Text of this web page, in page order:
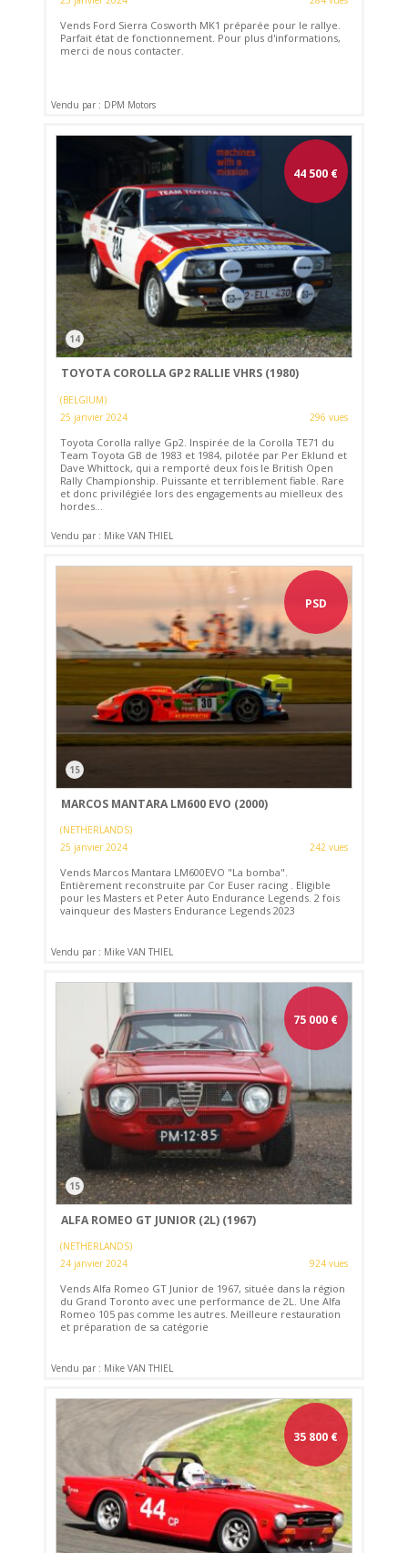
Vends Ford Sierra Cosworth MK1 préparée pour le rallye.
Parfait état de fonctionnement. Pour plus d'informations,
merci de nous contacter.
Vendu par : DPM Motors
44 500 €
14
TOYOTA COROLLA GP2 RALLIE VHRS (1980)
(BELGIUM)
25 janvier 2024
296 vues
Toyota Corolla rallye Gp2. Inspirée de la Corolla TE71 du
Team Toyota GB de 1983 et 1984, pilotée par Per Eklund et
Dave Whittock, qui a remporté deux fois le British Open
Rally Championship. Puissante et terriblement fiable. Rare
et donc privilégiée lors des engagements au mielleux des
hordes...
Vendu par : Mike VAN THIEL
PSD
15
MARCOS MANTARA LM600 EVO (2000)
(NETHERLANDS)
25 janvier 2024
242 vues
Vends Marcos Mantara LM600EVO "La bomba".
Entièrement reconstruite par Cor Euser racing . Eligible
pour les Masters et Peter Auto Endurance Legends. 2 fois
vainqueur des Masters Endurance Legends 2023
Vendu par : Mike VAN THIEL
75 000 €
15
ALFA ROMEO GT JUNIOR (2L) (1967)
(NETHERLANDS)
24 janvier 2024
924 vues
Vends Alfa Romeo GT Junior de 1967, située dans la région
du Grand Toronto avec une performance de 2L. Une Alfa
Romeo 105 pas comme les autres. Meilleure restauration
et préparation de sa catégorie
Vendu par : Mike VAN THIEL
35 800 €